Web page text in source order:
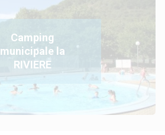
Camping
municipale la
RIVIERE